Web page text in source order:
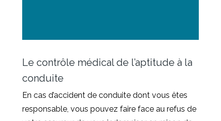
Le contrôle médical de l’aptitude à la
conduite
En cas d’accident de conduite dont vous êtes
responsable, vous pouvez faire face au refus de